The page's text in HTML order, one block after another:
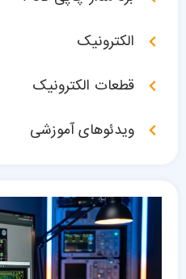
الکترونیک
قطعات الکترونیک
ویدئوهای آموزشی